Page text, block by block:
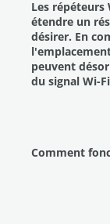
Les
étendre un
désirer. En
peuvent
du signal Wi-
Comment